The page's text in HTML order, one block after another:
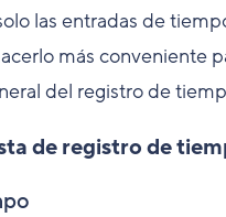
las entradas de
más conveniente
del registro de
de registro de